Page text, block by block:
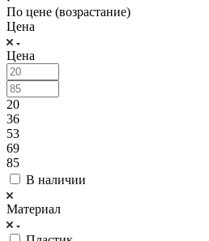
По цене (возрастание)
Цена
Цена
20
36
53
69
85
В наличии
Материал